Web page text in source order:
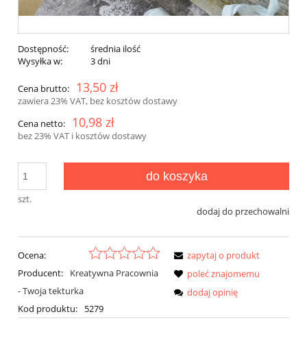
Dostępność:
średnia ilość
Wysyłka w:
3 dni
Cena brutto: 13,50 zł
zawiera 23% VAT, bez kosztów dostawy
Cena netto:
10,98 zł
bez 23% VAT i kosztów dostawy
szt.
do koszyka
dodaj do przechowalni
Ocena:
Producent:
Kreatywna Pracownia
- Twoja tekturka
Kod produktu:
5279
zapytaj o produkt
poleć znajomemu
dodaj opinię